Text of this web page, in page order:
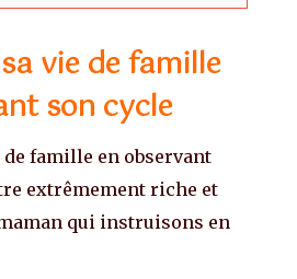
vie de famille
son cycle
famille en observant
extrêmement riche et
qui instruisons en